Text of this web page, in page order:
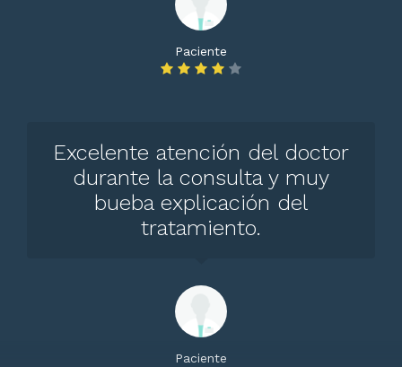
Paciente
Excelente atención del doctor
durante la consulta y muy
bueba explicación del
tratamiento.
Paciente